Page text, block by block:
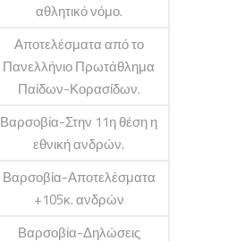
αθλητικό νόμο.
Αποτελέσματα από το
Πανελλήνιο Πρωτάθλημα
Παίδων-Κορασίδων.
Βαρσοβία-Στην 11η θέση η
εθνική ανδρών.
Βαρσοβία-Αποτελέσματα
+105κ. ανδρών
Βαρσοβία-Δηλώσεις